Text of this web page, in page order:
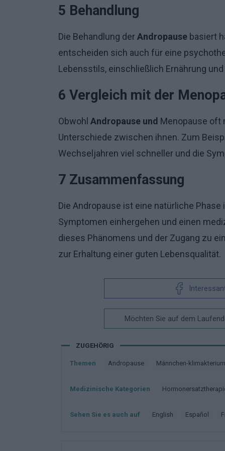
5 Behandlung
Die Behandlung derAndropause basiert
entscheiden sich auch für eine
Lebensstils, einschließlich Ernährung
6 Vergleich mit der
Obwohl Andropause und Menopause oft
Unterschiede zwischen ihnen. Zum
Wechseljahren viel schneller und die
7 Zusammenfassung
Die Andropause ist eine natürliche
Symptomen einhergehen und einen
dieses Phänomens und der Zugang zu
zur Erhaltung einer guten Lebensqualität.
Möchten Sie auf dem
ZUGEHÖRIG
Themen Andropause Männchen-klimakterium
Medizinische Kategorien
Sehen Sie es auch auf english español